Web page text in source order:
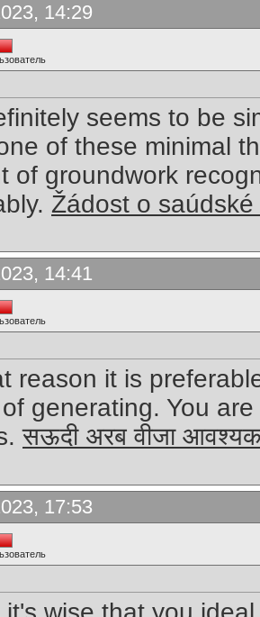
14:29
seems to be
of these minimal
of groundwork
Žádost o
14:41
reason it is
generating. You
सऊदी अरब वीजा
17:53